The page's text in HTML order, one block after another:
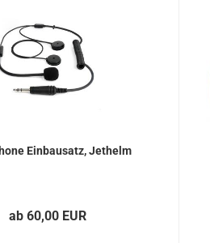
Einbausatz, Jethelm
ab 60,00 EUR